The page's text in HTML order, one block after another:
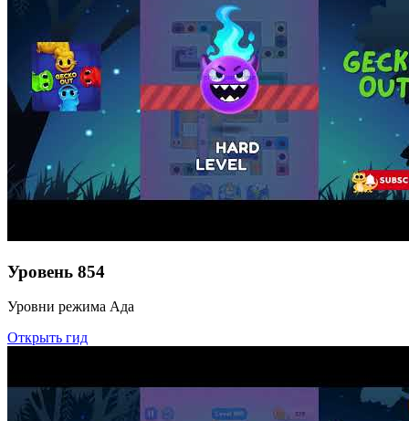
Уровень 854
Уровни режима Ада
Открыть гид